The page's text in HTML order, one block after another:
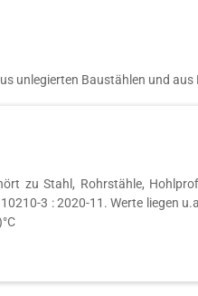
unlegierten Baustählen und
zu Stahl, Rohrstähle,
3 : 2020-11. Werte liegen